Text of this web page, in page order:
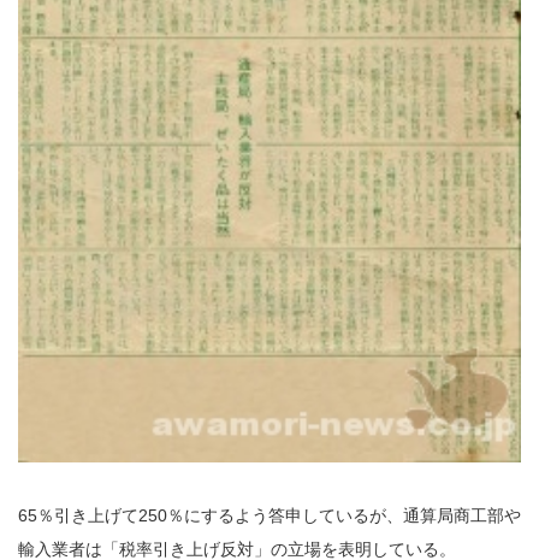
65％引き上げて250％にするよう答申しているが、通算局商工部や
輸入業者は「税率引き上げ反対」の立場を表明している。